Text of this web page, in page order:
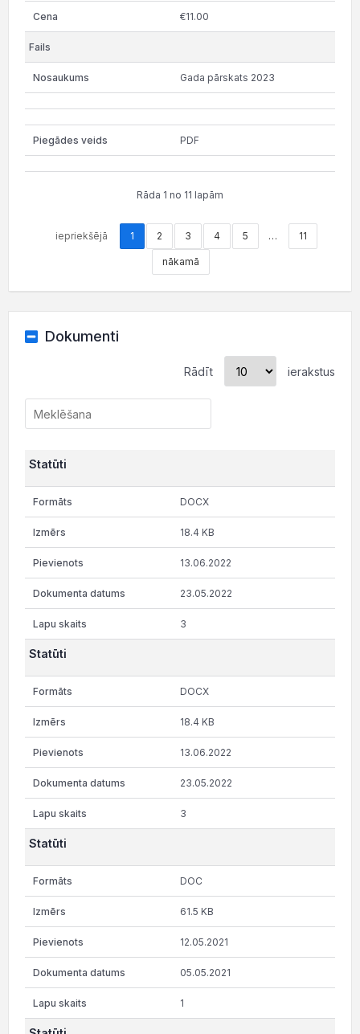
€11.00
Gada pārskats 2023
PDF
Rāda 1 no 11 lapām
iepriekšējā 1 2 3 4 5 … 11
nākamā
Dokumenti
Rādīt ierakstus
Statūti
DOCX
18.4 KB
13.06.2022
23.05.2022
3
Statūti
DOCX
18.4 KB
13.06.2022
23.05.2022
3
Statūti
DOC
61.5 KB
12.05.2021
05.05.2021
1